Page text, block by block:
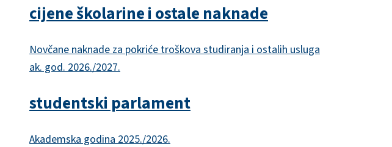
cijene školarine i ostale naknade
Novčane naknade za pokriće troškova studiranja i ostalih usluga
ak. god. 2026./2027.
studentski parlament
Akademska godina 2025./2026.